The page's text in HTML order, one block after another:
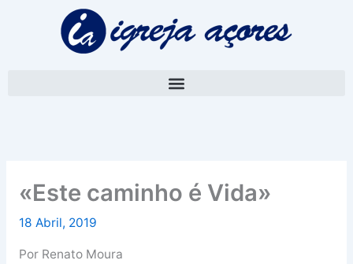
«Este caminho é Vida»
18 Abril, 2019
Por Renato Moura